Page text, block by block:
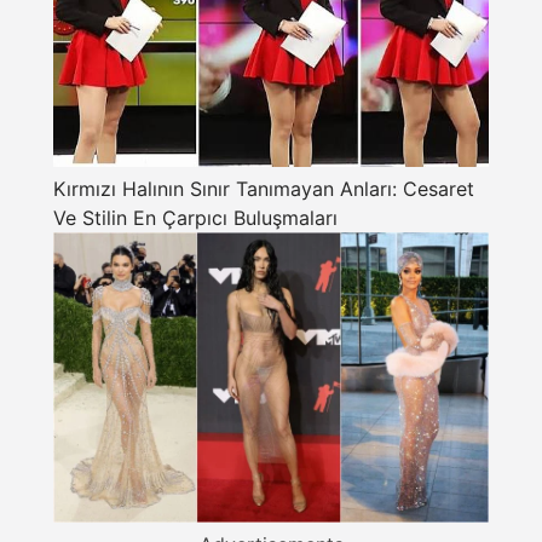
Kırmızı Halının Sınır Tanımayan Anları: Cesaret
Ve Stilin En Çarpıcı Buluşmaları